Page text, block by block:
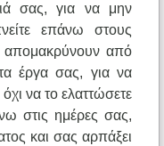
σας, για να μην
επάνω στους
από
έργα σας, για να
να το ελαττώσετε
στις ημέρες σας,
και σας αρπάξει